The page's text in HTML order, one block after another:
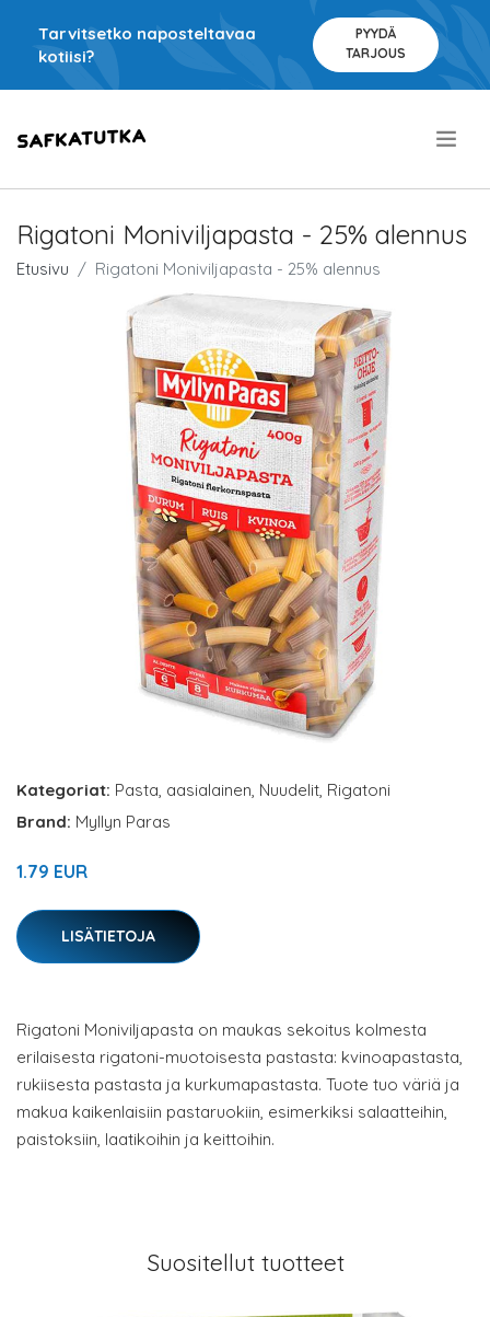
Tarvitsetko naposteltavaa
kotiisi?
PYYDÄ
TARJOUS
Rigatoni Moniviljapasta - 25% alennus
Etusivu Rigatoni Moniviljapasta - 25% alennus
Kategoriat: Pasta, aasialainen, Nuudelit, Rigatoni
Brand: Myllyn Paras
1.79 EUR
LISÄTIETOJA
Rigatoni Moniviljapasta on maukas sekoitus kolmesta
erilaisesta rigatoni-muotoisesta pastasta: kvinoapastasta,
rukiisesta pastasta ja kurkumapastasta. Tuote tuo väriä ja
makua kaikenlaisiin pastaruokiin, esimerkiksi salaatteihin,
paistoksiin, laatikoihin ja keittoihin.
Suositellut tuotteet